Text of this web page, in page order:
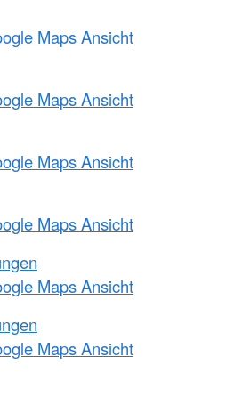
Maps Ansicht
Maps Ansicht
Maps Ansicht
Maps Ansicht
Maps Ansicht
Maps Ansicht